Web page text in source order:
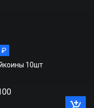
₽
10шт